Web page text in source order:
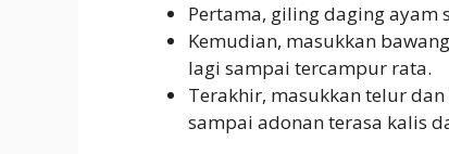
Pertama, giling daging ayam
Kemudian, masukkan
lagi sampai tercampur rata.
Terakhir, masukkan telur
sampai adonan terasa kalis